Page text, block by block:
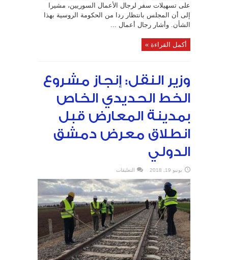
على تسهيلات سفر لرجال الأعمال السوريين، مشيرا
إلى أن المجلس بانتظار ردا من الحكومة الروسية بهذا
الشأن. وأشار رجال أعمال ...
أكمل القراءة »
وزير النقل: إنجاز مشروع
الخط الحديدي الخاص
بمدينة المعارض قبل
انطلاق معرض دمشق
الدولي
يونيو 19, 2018 التعليقات
النقل:
إنجاز
مشروع
الخط
الحديدي
الخاص
بمدينة
المعارض
قبل
انطلاق
معرض
دمشق
الدولي
مغلقة